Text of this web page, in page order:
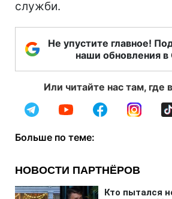
служби.
Не упустите главное!
наши обновления в
Или читайте нас там, где
Больше по теме: